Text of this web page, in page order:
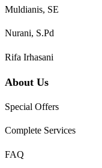
Muldianis, SE
Nurani, S.Pd
Rifa Irhasani
About Us
Special Offers
Complete Services
FAQ